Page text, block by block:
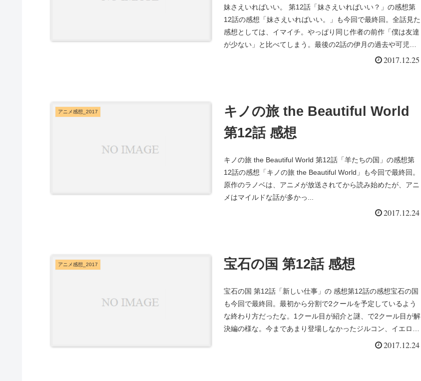
妹さえいればいい。 第12話「妹さえいればいい？」の感想第
12話の感想「妹さえいればいい。」も今回で最終回。全話見た
感想としては、イマイチ。やっぱり同じ作者の前作「僕は友達
が少ない」と比べてしまう。最後の2話の伊月の過去や可児那
2017.12.25
アニメ感想_2017
キノの旅 the Beautiful World
第12話 感想
キノの旅 the Beautiful World 第12話「羊たちの国」の感想第
12話の感想「キノの旅 the Beautiful World」も今回で最終回。
原作のラノベは、アニメが放送されてから読み始めたが、アニ
メはマイルドな話が多かっ...
2017.12.24
アニメ感想_2017 宝石の国 第12話 感想
宝石の国 第12話「新しい仕事」の 感想第12話の感想宝石の国
も今回で最終回。最初から分割で2クールを予定しているよう
な終わり方だったな。1クール目が紹介と謎、で2クール目が解
決編の様な。今まであまり登場しなかったジルコン、イエロー
2017.12.24